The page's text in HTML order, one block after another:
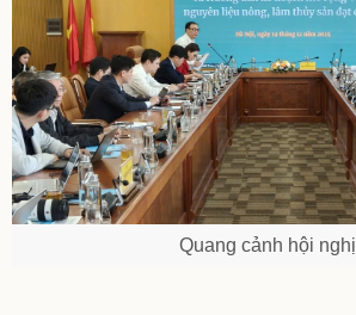
Quang cảnh hội nghị